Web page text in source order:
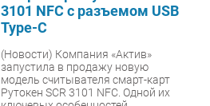
3101 NFC с разъемом USB
Type-C
(Новости) Компания «Актив»
запустила в продажу новую
модель считывателя смарт-карт
Рутокен SCR 3101 NFC. Одной их